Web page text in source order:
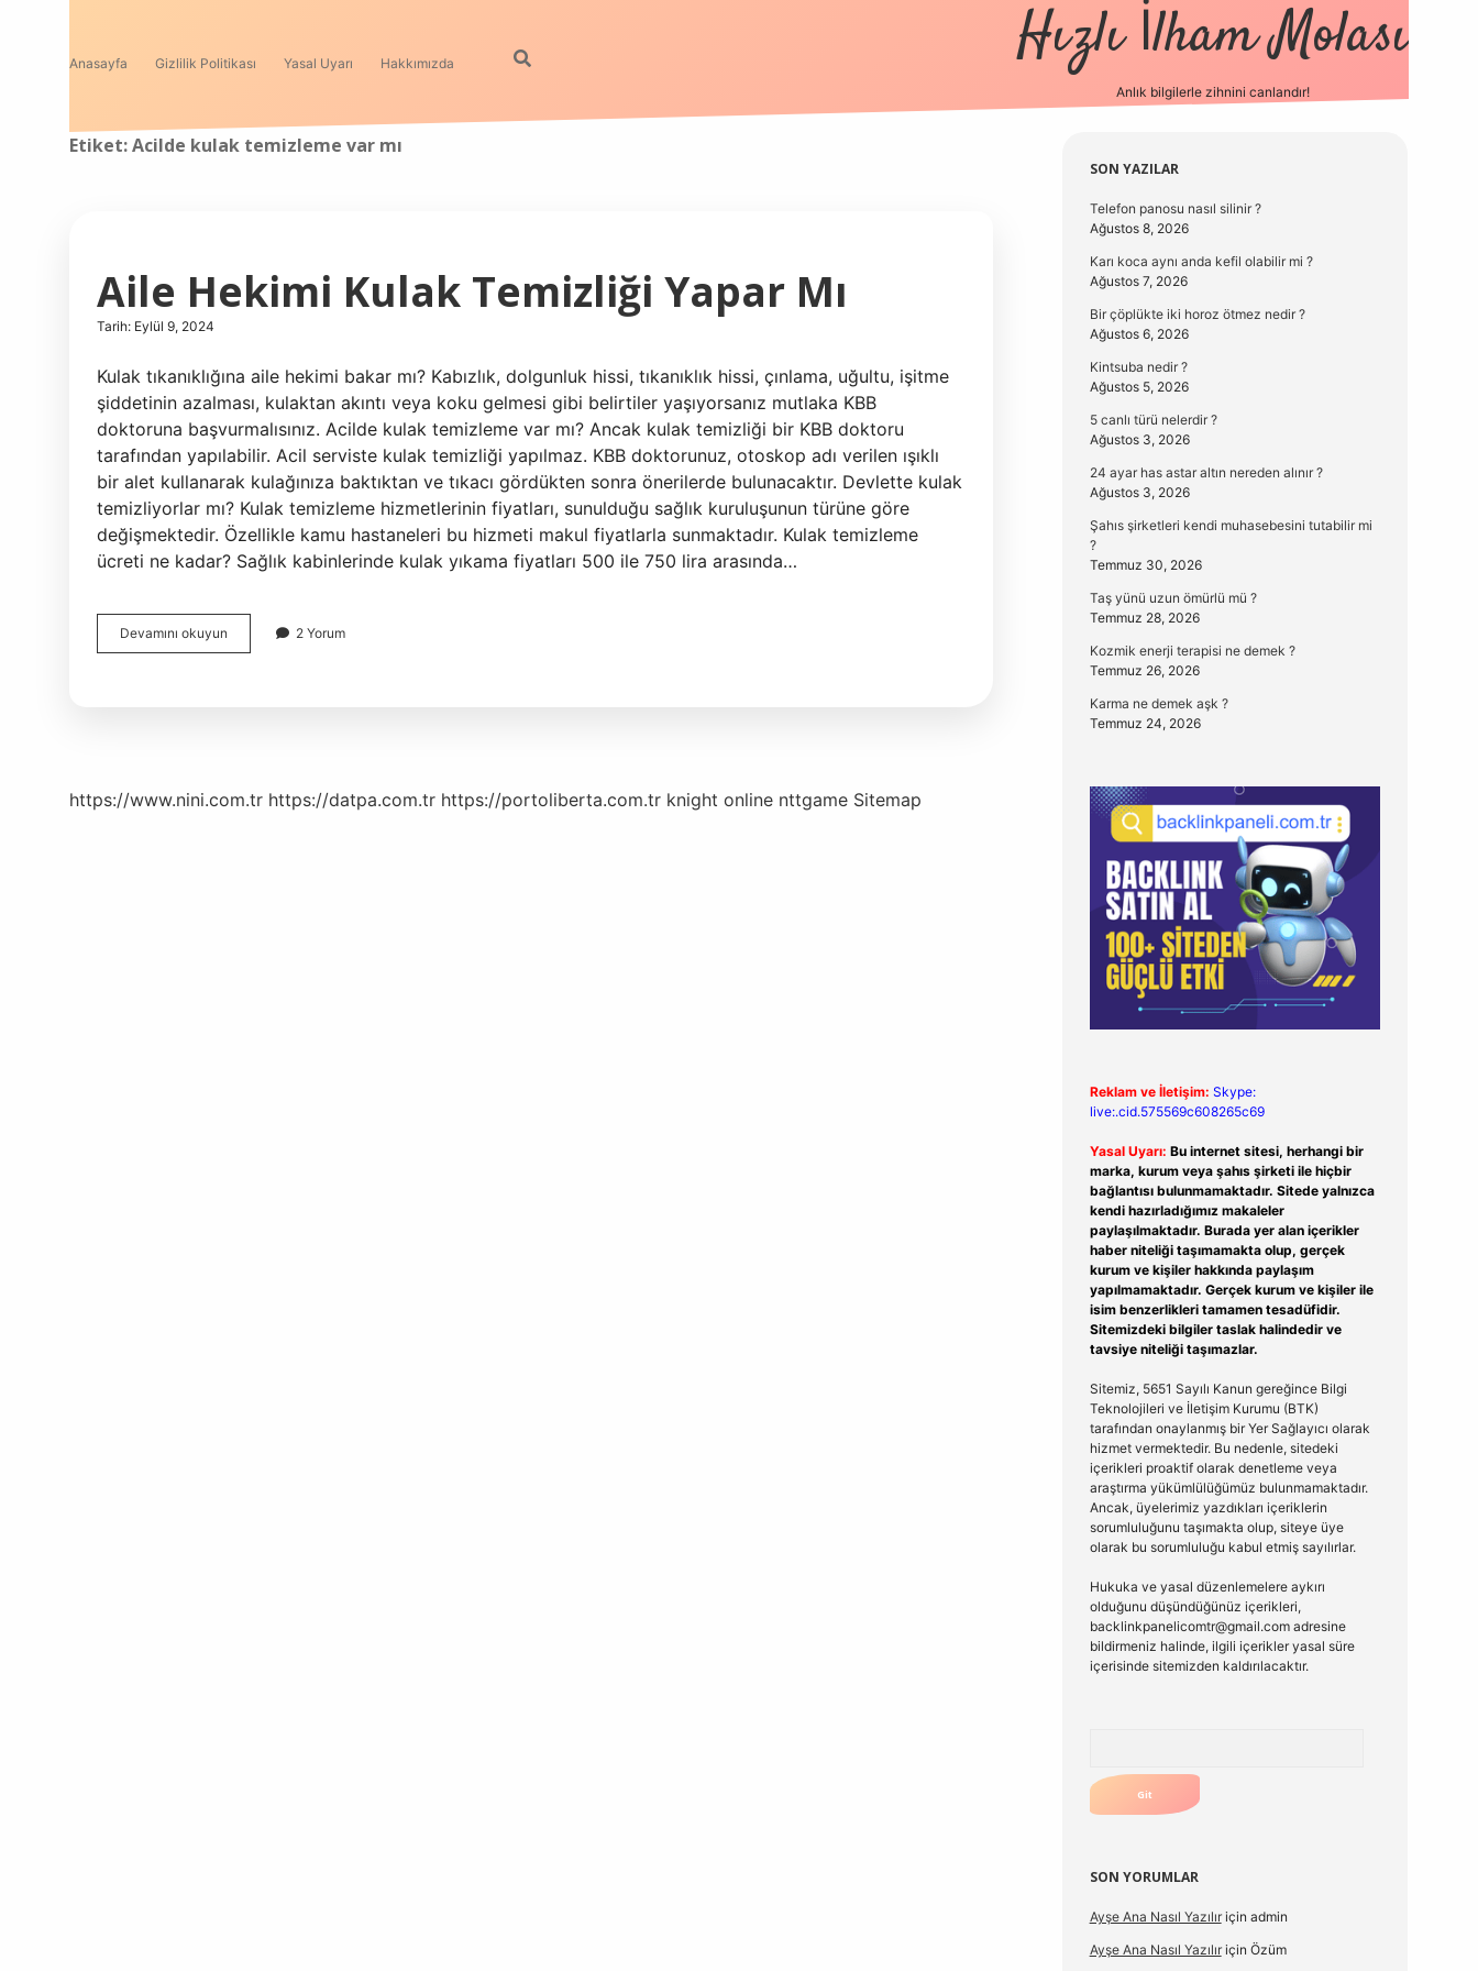
Anasayfa Gizlilik Politikası Yasal Uyarı Hakkımızda Hızlı İlham Molası
Anlık bilgilerle zihnini canlandır!
Etiket:Acilde kulak temizleme var mı
Aile Hekimi Kulak Temizliği Yapar Mı
Tarih: Eylül 9, 2024
Kulak tıkanıklığına aile hekimi bakar mı? Kabızlık, dolgunluk hissi, tıkanıklık hissi, çınlama, uğultu, işitme
şiddetinin azalması, kulaktan akıntı veya koku gelmesi gibi belirtiler yaşıyorsanız mutlaka KBB
doktoruna başvurmalısınız. Acilde kulak temizleme var mı? Ancak kulak temizliği bir KBB doktoru
tarafından yapılabilir. Acil serviste kulak temizliği yapılmaz. KBB doktorunuz, otoskop adı verilen ışıklı
bir alet kullanarak kulağınıza baktıktan ve tıkacı gördükten sonra önerilerde bulunacaktır. Devlette kulak
temizliyorlar mı? Kulak temizleme hizmetlerinin fiyatları, sunulduğu sağlık kuruluşunun türüne göre
değişmektedir. Özellikle kamu hastaneleri bu hizmeti makul fiyatlarla sunmaktadır. Kulak temizleme
ücreti ne kadar? Sağlık kabinlerinde kulak yıkama fiyatları 500 ile 750 lira arasında…
Devamını okuyun
Hekimi
2 Yorum
https://www.nini.com.tr https://datpa.com.tr https://portoliberta.com.tr knight online nttgame Sitemap
Sidebar
SON YAZILAR
Telefon panosu nasıl silinir ?
Ağustos 8, 2026
Karı koca aynı anda kefil olabilir mi ?
Ağustos 7, 2026
Bir çöplükte iki horoz ötmez nedir ?
Ağustos 6, 2026
Kintsuba nedir ?
Ağustos 5, 2026
5 canlı türü nelerdir ?
Ağustos 3, 2026
24 ayar has astar altın nereden alınır ?
Ağustos 3, 2026
Şahıs şirketleri kendi muhasebesini tutabilir mi
?
Temmuz 30, 2026
Taş yünü uzun ömürlü mü ?
Temmuz 28, 2026
Kozmik enerji terapisi ne demek ?
Temmuz 26, 2026
Karma ne demek aşk ?
Temmuz 24, 2026
Reklam ve İletişim: Skype:
live:.cid.575569c608265c69
Yasal Uyarı: Bu internet sitesi, herhangi bir
marka, kurum veya şahıs şirketi ile hiçbir
bağlantısı bulunmamaktadır. Sitede yalnızca
kendi hazırladığımız makaleler
paylaşılmaktadır. Burada yer alan içerikler
haber niteliği taşımamakta olup, gerçek
kurum ve kişiler hakkında paylaşım
yapılmamaktadır. Gerçek kurum ve kişiler ile
isim benzerlikleri tamamen tesadüfidir.
Sitemizdeki bilgiler taslak halindedir ve
tavsiye niteliği taşımazlar.
Sitemiz, 5651 Sayılı Kanun gereğince Bilgi
Teknolojileri ve İletişim Kurumu (BTK)
tarafından onaylanmış bir Yer Sağlayıcı olarak
hizmet vermektedir. Bu nedenle, sitedeki
içerikleri proaktif olarak denetleme veya
araştırma yükümlülüğümüz bulunmamaktadır.
Ancak, üyelerimiz yazdıkları içeriklerin
sorumluluğunu taşımakta olup, siteye üye
olarak bu sorumluluğu kabul etmiş sayılırlar.
Hukuka ve yasal düzenlemelere aykırı
olduğunu düşündüğünüz içerikleri,
backlinkpanelicomtr@gmail.comadresine
bildirmeniz halinde, ilgili içerikler yasal süre
içerisinde sitemizden kaldırılacaktır.
SON YORUMLAR
Ayşe Ana Nasıl Yazılıriçin admin
Ayşe Ana Nasıl Yazılıriçin Özüm